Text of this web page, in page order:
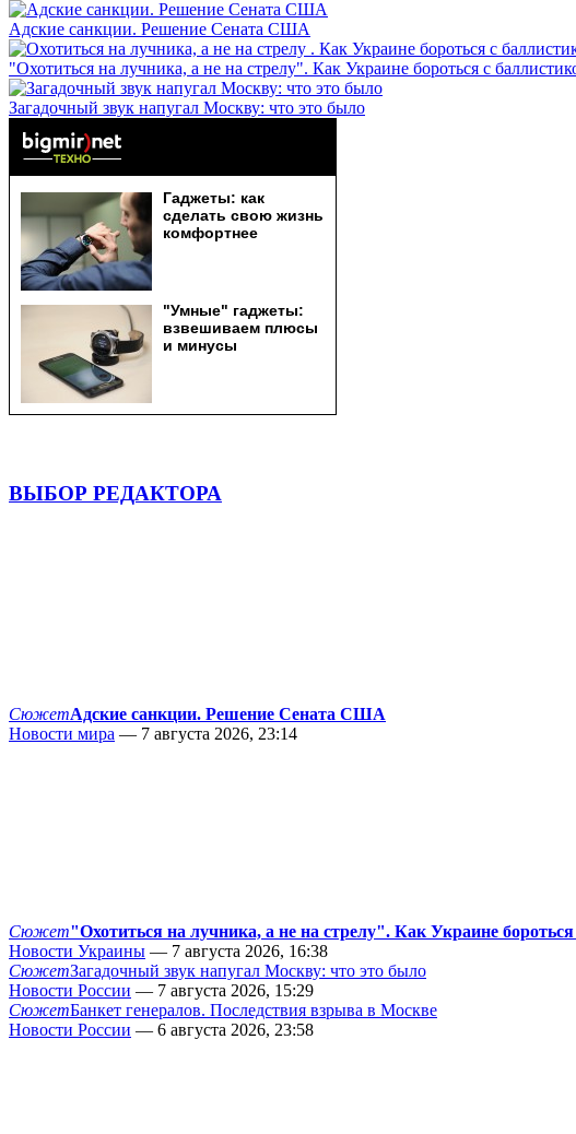
Адские санкции. Решение Сената США
"Охотиться на лучника, а не на стрелу". Как Украине бороться с
Загадочный звук напугал Москву: что это было
ВЫБОР РЕДАКТОРА
СюжетАдские санкции. Решение Сената США
Новости мира — 7 августа 2026, 23:14
Сюжет"Охотиться на лучника, а не на стрелу". Как Украине
Новости Украины — 7 августа 2026, 16:38
СюжетЗагадочный звук напугал Москву: что это было
Новости России — 7 августа 2026, 15:29
СюжетБанкет генералов. Последствия взрыва в Москве
Новости России — 6 августа 2026, 23:58